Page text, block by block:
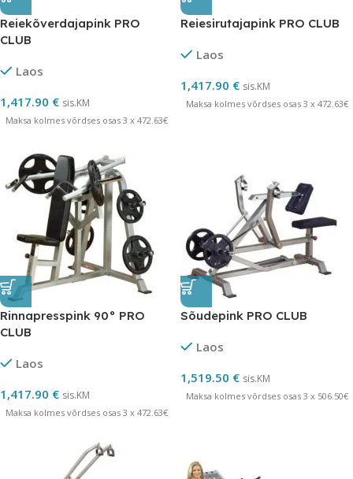
Reiekõverdajapink PRO
CLUB
Laos
1,417.90 € sis.KM
Maksa kolmes võrdses osas 3 x 472.63€
Reiesirutajapink PRO CLUB
Laos
1,417.90 € sis.KM
Maksa kolmes võrdses osas 3 x 472.63€
Rinnapresspink 90° PRO
CLUB
Laos
1,417.90 € sis.KM
Maksa kolmes võrdses osas 3 x 472.63€
Sõudepink PRO CLUB
Laos
1,519.50 € sis.KM
Maksa kolmes võrdses osas 3 x 506.50€